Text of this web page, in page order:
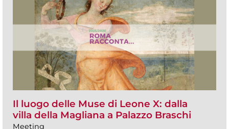
Il luogo delle Muse di Leone X: dalla
villa della Magliana a Palazzo Braschi
Meeting